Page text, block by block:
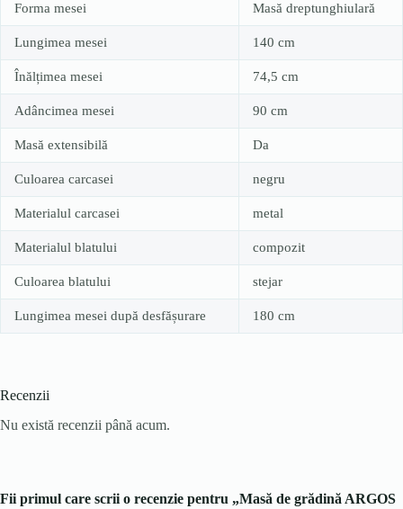
Forma mesei Masă dreptunghiulară
Lungimea mesei 140 cm
Înălțimea mesei 74,5 cm
Adâncimea mesei 90 cm
Masă extensibilă Da
Culoarea carcasei negru
Materialul carcasei metal
Materialul blatului compozit
Culoarea blatului stejar
Lungimea mesei după desfășurare 180 cm
Recenzii
Nu există recenzii până acum.
Fii primul care scrii o recenzie pentru „Masă de grădină ARGOS